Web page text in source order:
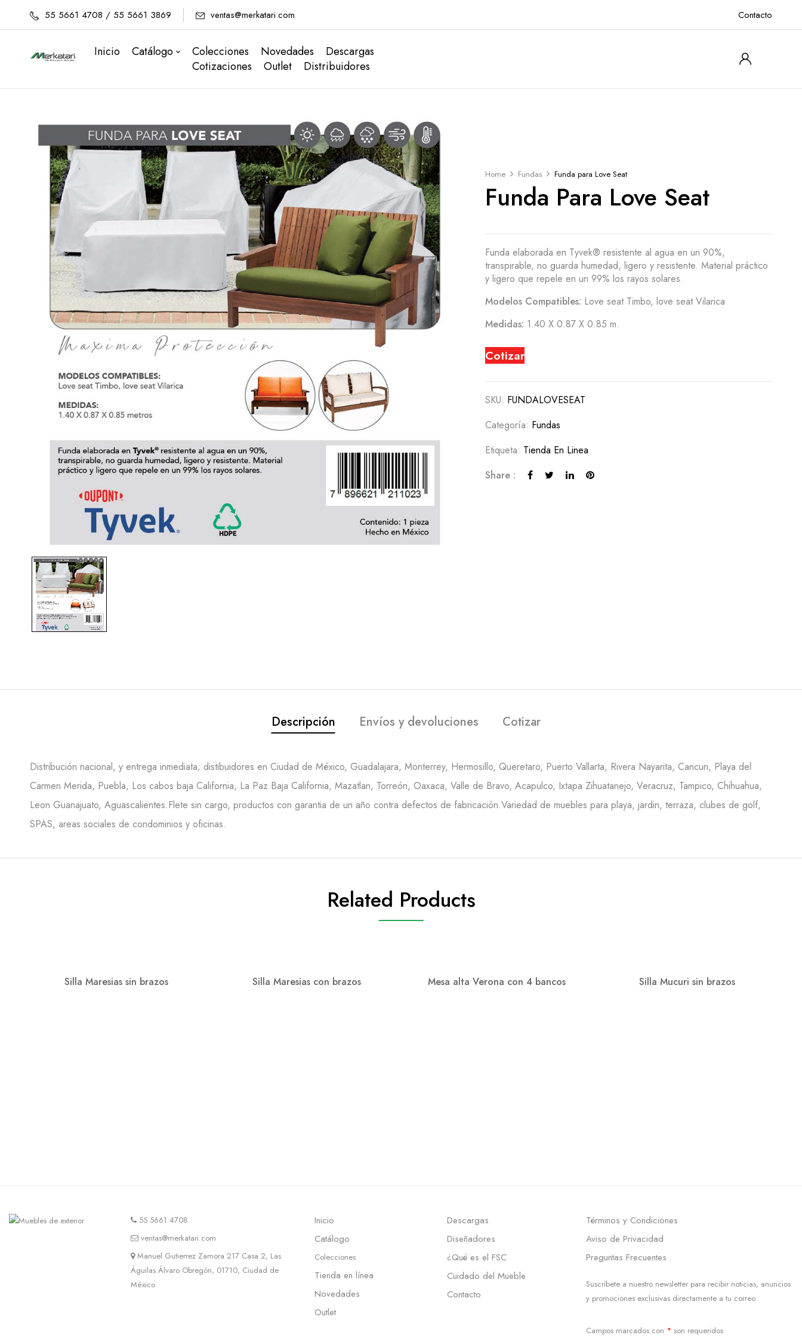
55 5661 4708 / 55 5661 3869 ventas@merkatari.com Contacto
Inicio Catálogo Colecciones Novedades
Descargas
Cotizaciones
Outlet Distribuidores
Home Fundas Funda para Love Seat
Funda Para Love Seat
Funda elaborada en Tyvek® resistente al agua en un 90%,
transpirable, no guarda humedad, ligero y resistente. Material práctico
y ligero que repele en un 99% los rayos solares.
Modelos Compatibles: Love seat Timbo, love seat Vilarica
Medidas: 1.40 X 0.87 X 0.85 m.
Cotizar
SKU: FUNDALOVESEAT
Categoría: Fundas
Etiqueta: Tienda En Linea
Share :
Descripción Envíos y devoluciones Cotizar
Distribución nacional, y entrega inmediata; distibuidores en Ciudad de México, Guadalajara, Monterrey, Hermosillo, Queretaro, Puerto Vallarta, Rivera Nayarita, Cancun, Playa del
Carmen Merida, Puebla, Los cabos baja California, La Paz Baja California, Mazatlan, Torreón, Oaxaca, Valle de Bravo, Acapulco, Ixtapa Zihuatanejo, Veracruz, Tampico, Chihuahua,
Leon Guanajuato, Aguascalientes.Flete sin cargo, productos con garantia de un año contra defectos de fabricación.Variedad de muebles para playa, jardin, terraza, clubes de golf,
SPAS, areas sociales de condominios y oficinas.
Related Products
Silla Maresias sin brazos Silla Maresias con brazos Mesa alta Verona con 4 bancos Silla Mucuri sin brazos
55 5661 4708
ventas@merkatari.com
Manuel Gutierrez Zamora 217 Casa 2, Las
Águilas Álvaro Obregón, 01710, Ciudad de
México
Inicio
Catálogo
Colecciones
Tienda en línea
Novedades
Outlet
Descargas
Diseñadores
¿Qué es el FSC
Cuidado del Mueble
Contacto
Términos y Condiciones
Aviso de Privacidad
Preguntas Frecuentes
Suscríbete a nuestro newsletter para recibir noticias, anuncios
y promociones exclusivas directamente a tu correo
Campos marcados con * son requeridos